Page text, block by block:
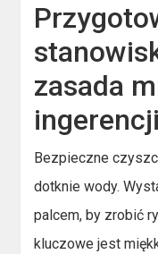
zasada
ingerencji
Bezpieczne
dotknie wody.
palcem, by zrobić
kluczowe jest